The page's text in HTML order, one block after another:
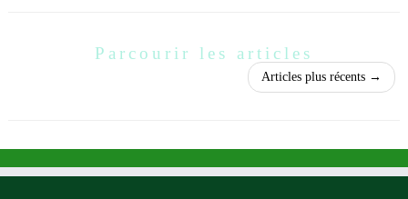
Parcourir les articles
Articles plus récents →